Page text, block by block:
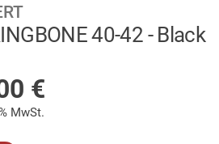
40-42 - Black
€
MwSt.